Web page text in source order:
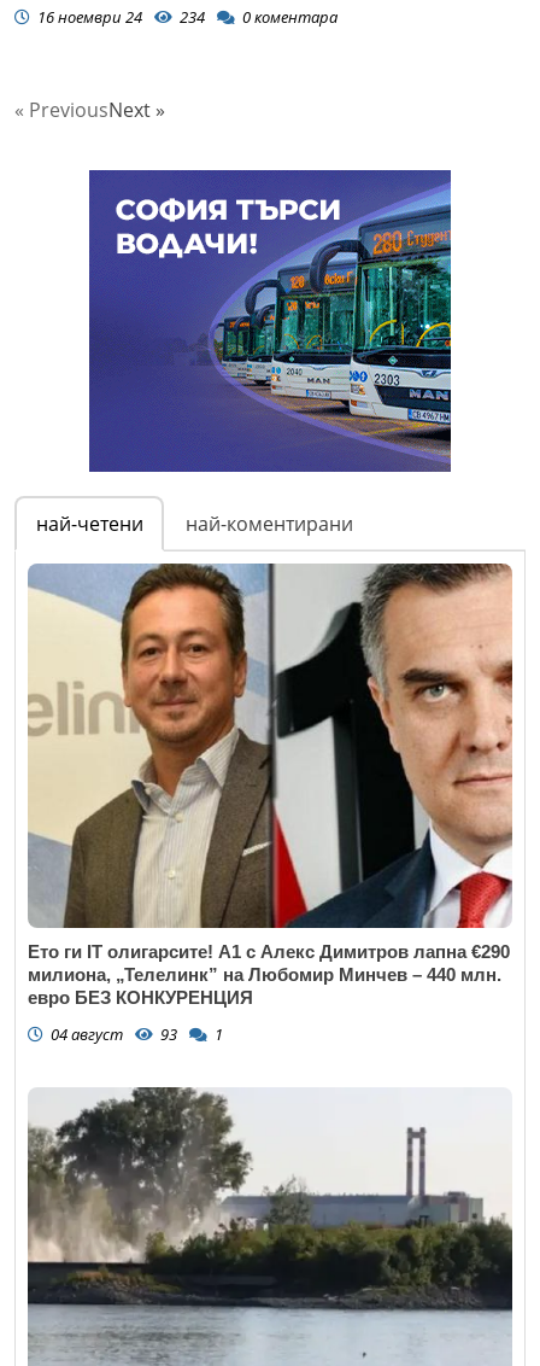
16 ноември 24 234 0коментара
« PreviousNext »
най-четени най-коментирани
Ето ги IT олигарсите! А1 с Алекс Димитров лапна €290
милиона, „Телелинк” на Любомир Минчев – 440 млн.
евро БЕЗ КОНКУРЕНЦИЯ
04 август 93 1